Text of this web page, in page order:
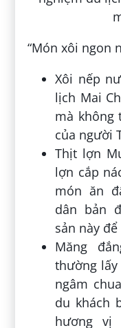
“Món xôi ngon
Xôi nếp
lịch Mai
mà không
của người
Thịt lợn
lợn cắp
món ăn
dân bản
sản này
Măng
thường lấy
ngâm
du khách
hương vị